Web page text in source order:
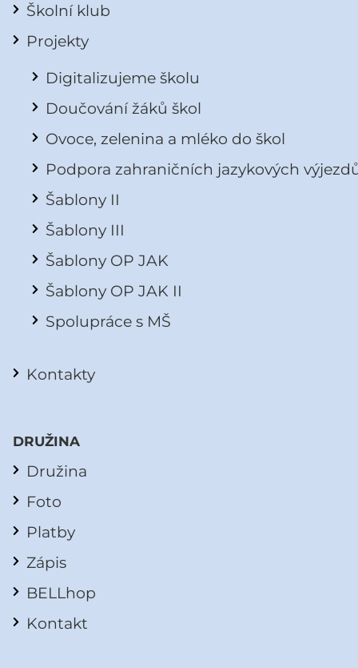
Školní klub
Projekty
Digitalizujeme školu
Doučování žáků škol
Ovoce, zelenina a mléko do škol
Podpora zahraničních jazykových
Šablony II
Šablony III
Šablony OP JAK
Šablony OP JAK II
Spolupráce s MŠ
Kontakty
DRUŽINA
Družina
Foto
Platby
Zápis
BELLhop
Kontakt